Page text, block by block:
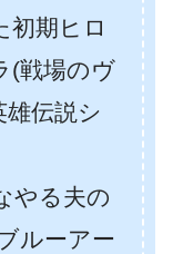
初期ヒロ
(戦場のヴ
伝説シ
やる夫の
ルーアー